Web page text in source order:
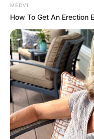
Robert
Wood.
MEDVI
How To Get An Erection